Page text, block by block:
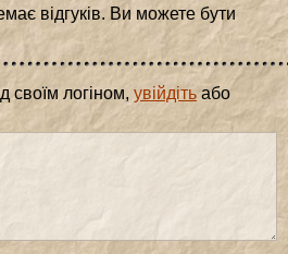
відгуків. Ви можете бути
своїм логіном, увійдіть або